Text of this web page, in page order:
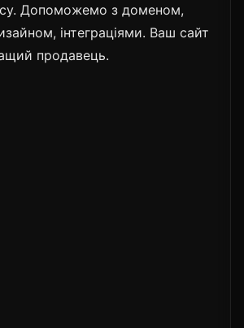
Допоможемо з доменом,
інтеграціями. Ваш сайт
продавець.